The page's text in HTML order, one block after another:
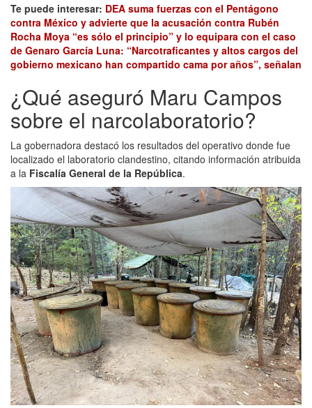
Te puede interesar: DEA suma fuerzas con el Pentágono
contra México y advierte que la acusación contra Rubén
Rocha Moya “es sólo el principio” y lo equipara con el caso
de Genaro García Luna: “Narcotraficantes y altos cargos del
gobierno mexicano han compartido cama por años”, señalan
¿Qué aseguró Maru Campos
sobre el narcolaboratorio?
La gobernadora destacó los resultados del operativo donde fue
localizado el laboratorio clandestino, citando información atribuida
a la Fiscalía General de la República.